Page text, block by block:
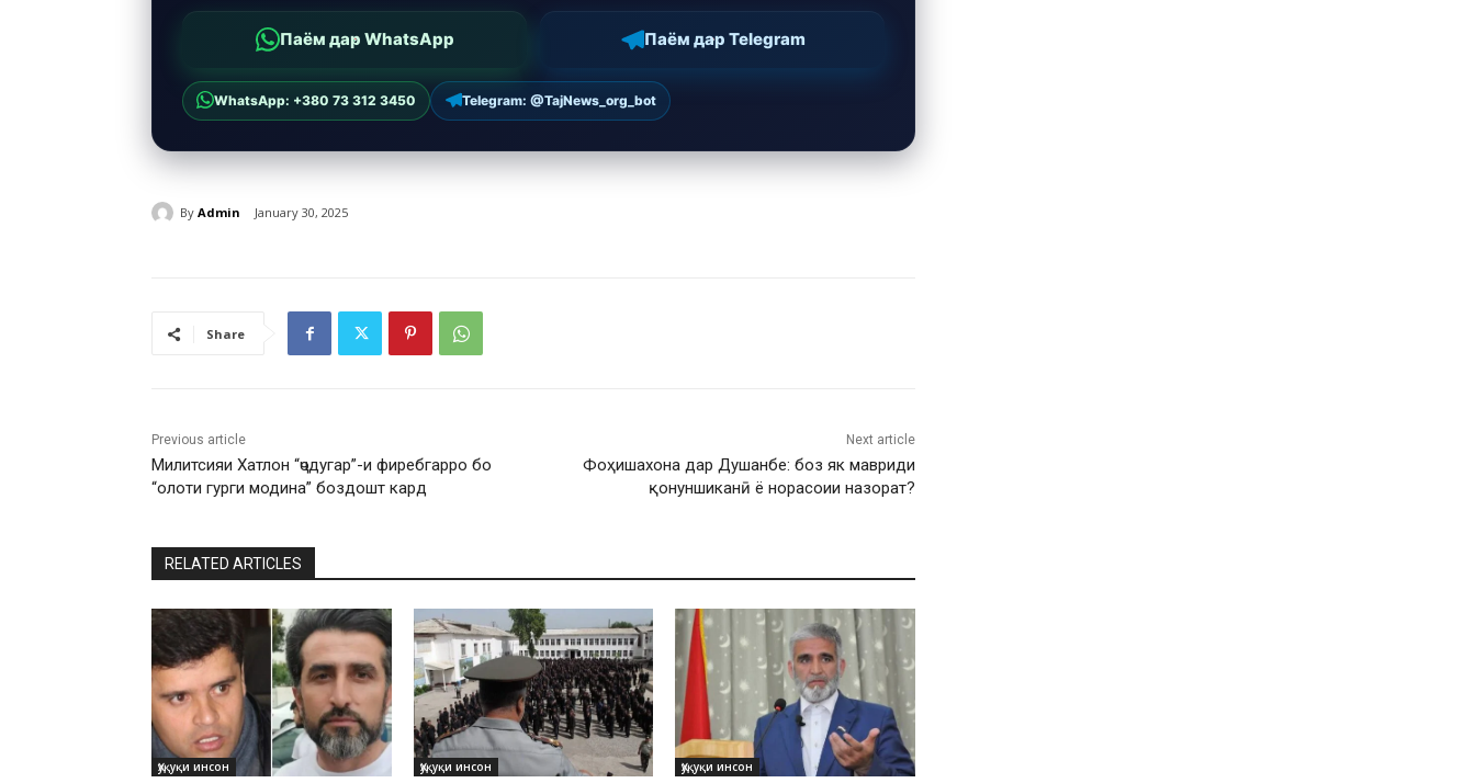
Паём дар WhatsApp Паём дар Telegram
WhatsApp: +380 73 312 3450 Telegram: @TajNews_org_bot
By Admin January 30, 2025
Share
Previous article
Милитсияи Хатлон “ҷодугар”-и фиребгарро бо
“олоти гурги модина” боздошт кард
Next article
Фоҳишахона дар Душанбе: боз як мавриди
қонуншиканӣ ё норасоии назорат?
RELATED ARTICLES
Ҳуқуқи инсон Ҳуқуқи инсон Ҳуқуқи инсон